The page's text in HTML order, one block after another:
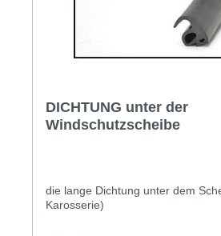
bestellen Sie diese Dichtung bitte
Sie das wirklich akzeptieren.
DICHTUNG unter der
Windschutzscheibe
die lange Dichtung unter dem
Karosserie)